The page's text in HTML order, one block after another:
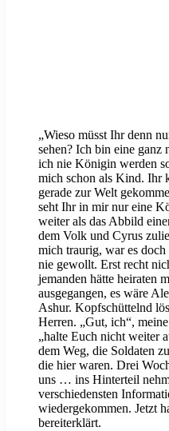
„Wieso müsst Ihr denn
sehen? Ich bin eine ganz
ich nie Königin werden
mich schon als Kind. Ihr
gerade zur Welt
seht Ihr in mir nur eine
weiter als das Abbild
dem Volk und Cyrus
mich traurig, war es doch
nie gewollt. Erst recht
jemanden hätte heiraten
ausgegangen, es wäre
Ashur. Kopfschüttelnd
Herren. „Gut, ich“,
„halte Euch nicht weiter
dem Weg, die Soldaten
die hier waren. Drei
uns … ins Hinterteil
verschiedensten
wiedergekommen. Jetzt
bereiterklärt.